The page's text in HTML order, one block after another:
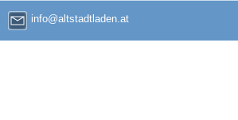
info@altstadtladen.at